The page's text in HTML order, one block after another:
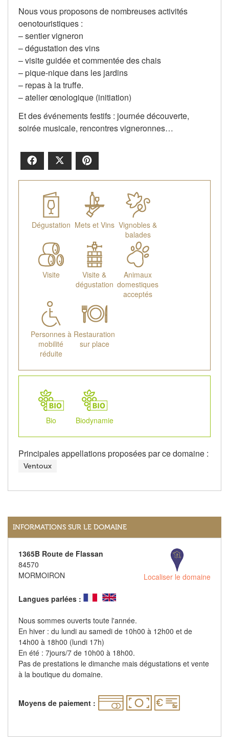
Nous vous proposons de nombreuses activités
oenotouristiques :
– sentier vigneron
– dégustation des vins
– visite guidée et commentée des chais
– pique-nique dans les jardins
– repas à la truffe.
– atelier œnologique (initiation)
Et des événements festifs : journée découverte,
soirée musicale, rencontres vigneronnes…
Facebook
Dégustation Mets et Vins Vignobles &
balades
Visite
Visite &
dégustation
Animaux
domestiques
acceptés
Personnes à
mobilité
réduite
Restauration
sur place
Bio Biodynamie
Principales appellations proposées par ce domaine :
Ventoux
INFORMATIONS SUR LE DOMAINE
1365B Route de Flassan
84570
MORMOIRON
Localiser le domaine
Langues parlées :
Nous sommes ouverts toute l'année.
En hiver : du lundi au samedi de 10h00 à 12h00 et de
14h00 à 18h00 (lundi 17h)
En été : 7jours/7 de 10h00 à 18h00.
Pas de prestations le dimanche mais dégustations et vente
à la boutique du domaine.
Moyens de paiement :